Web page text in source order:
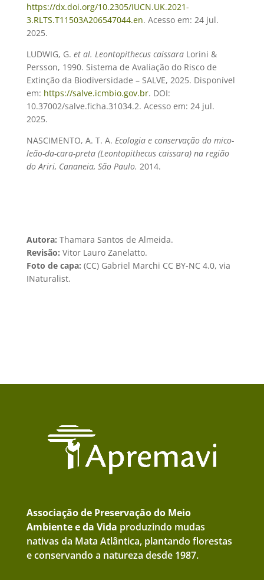
https://dx.doi.org/10.2305/IUCN.UK.2021-
3.RLTS.T11503A206547044.en. Acesso em: 24 jul.
2025.
LUDWIG, G. et al. Leontopithecus caissaraLorini &
Persson, 1990. Sistema de Avaliação do Risco de
Extinção da Biodiversidade – SALVE, 2025. Disponível
em: https://salve.icmbio.gov.br. DOI:
10.37002/salve.ficha.31034.2. Acesso em: 24 jul.
2025.
NASCIMENTO, A. T. A. Ecologia e conservação do mico-
leão-da-cara-preta (Leontopithecus caissara) na região
do Ariri, Cananeia, São Paulo. 2014.
Autora: Thamara Santos de Almeida.
Revisão: Vitor Lauro Zanelatto.
Foto de capa: (CC) Gabriel Marchi CC BY-NC 4.0, via
INaturalist.
Associação de Preservação do Meio
Ambiente e da Vida produzindo mudas
nativas da Mata Atlântica, plantando florestas
e conservando a natureza desde 1987.